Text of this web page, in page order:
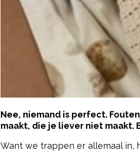
Nee, niemand is perfect.
maakt, die je liever niet maakt.
Want we trappen er allemaal in,